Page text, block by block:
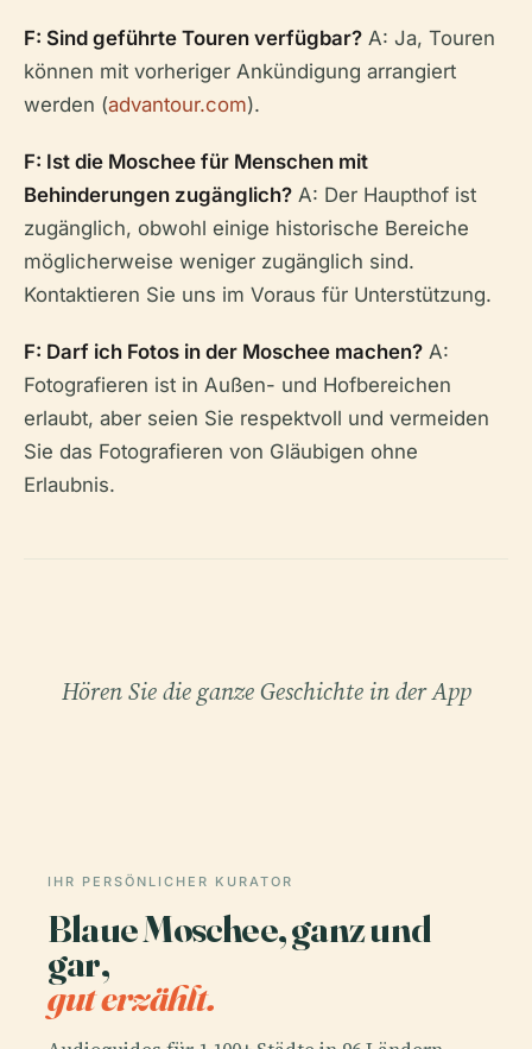
F: Sind geführte Touren verfügbar? A: Ja, Touren
können mit vorheriger Ankündigung arrangiert
werden (advantour.com).
F: Ist die Moschee für Menschen mit
Behinderungen zugänglich? A: Der Haupthof ist
zugänglich, obwohl einige historische Bereiche
möglicherweise weniger zugänglich sind.
Kontaktieren Sie uns im Voraus für Unterstützung.
F: Darf ich Fotos in der Moschee machen? A:
Fotografieren ist in Außen- und Hofbereichen
erlaubt, aber seien Sie respektvoll und vermeiden
Sie das Fotografieren von Gläubigen ohne
Erlaubnis.
Hören Sie die ganze Geschichte in der App
IHR PERSÖNLICHER KURATOR
Blaue Moschee, ganz und
gar,
gut erzählt.